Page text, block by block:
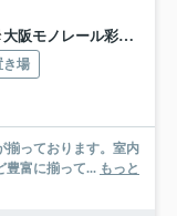
大阪モノレール彩都「阪大病院前」駅 徒歩34分
き場
揃っております。室内
豊富に揃って... もっと